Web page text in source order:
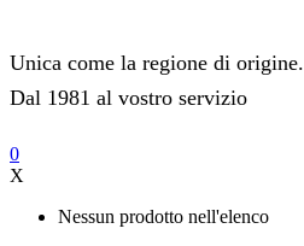
Unica come la regione di origine.
Dal 1981 al vostro servizio
0
X
Nessun prodotto nell'elenco